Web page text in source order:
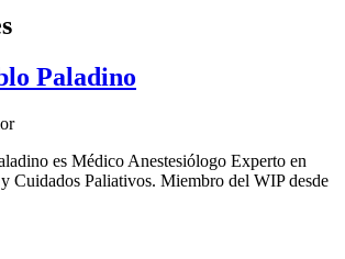
Paladino
es Médico Anestesiólogo Experto en
Cuidados Paliativos. Miembro del WIP desde